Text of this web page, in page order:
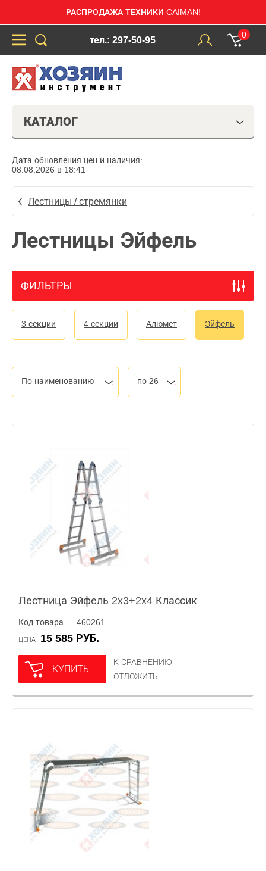
РАСПРОДАЖА ТЕХНИКИ CAIMAN!
тел.: 297-50-95
0
КАТАЛОГ
Дата обновления цен и наличия:
08.08.2026 в 18:41
Лестницы / стремянки
Лестницы Эйфель
ФИЛЬТРЫ
3 секции 4 секции Алюмет Эйфель
По наименованию по 26
Лестница Эйфель 2x3+2x4 Классик
Код товара — 460261
ЦЕНА 15 585 РУБ.
КУПИТЬ
К СРАВНЕНИЮ
ОТЛОЖИТЬ